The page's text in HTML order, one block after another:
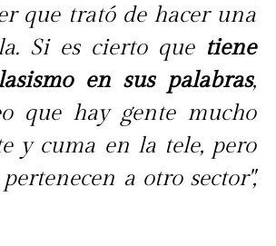
que trató de hacer una
Si es cierto quetiene
en sus palabras,
que hay gente mucho
y cuma en la tele, pero
a otro sector",